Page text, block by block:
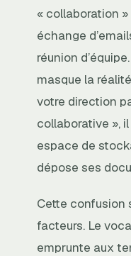
« collaboration »
échange
réunion
masque la
votre direction
collaborative », il
espace de
dépose ses
Cette confusion
facteurs. Le
emprunte aux